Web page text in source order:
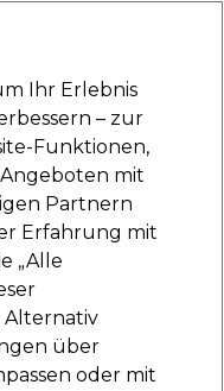
Anmelden
Saloneinrichtung
Ihr Erlebnis
– zur
Funktionen,
mit
Partnern
Erfahrung mit
„Alle
Alternativ
über
oder mit